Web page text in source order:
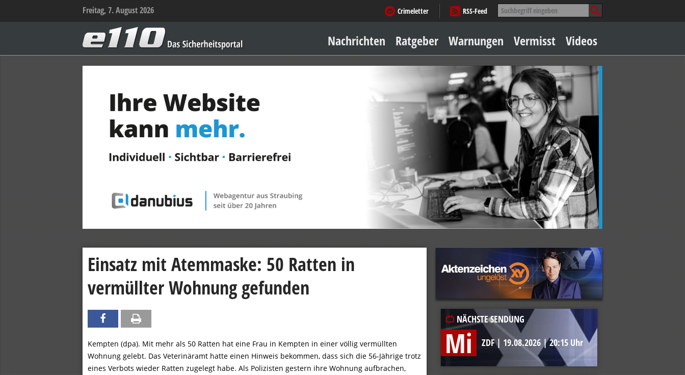
Freitag, 7. August 2026 Suche
nach:
Crimeletter
RSS-Feed
–
Das
Sicherheitsportal
Inhalt
springen
Nachrichten Ratgeber
Sicher zu Hause
Geld & Einkauf
Amore & mehr
Mobiles Leben
Arbeitsleben
Warnungen Vermisst Videos
Einsatz mit Atemmaske: 50 Ratten in
vermüllter Wohnung gefunden
Kempten (dpa). Mit mehr als 50 Ratten hat eine Frau in Kempten in einer völlig vermüllten
Wohnung gelebt. Das Veterinäramt hatte einen Hinweis bekommen, dass sich die 56-Jährige trotz
eines Verbots wieder Ratten zugelegt habe. Als Polizisten gestern ihre Wohnung aufbrachen,
NÄCHSTE SENDUNG
Mi ZDF| 19.08.2026 |20:15 Uhr